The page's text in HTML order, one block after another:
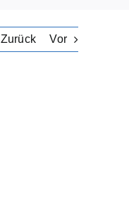
Zurück Vor